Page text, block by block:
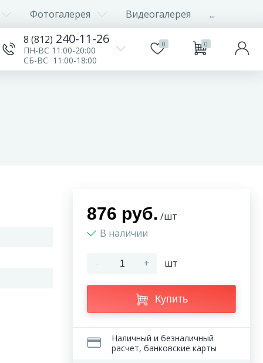
Фотогалерея Видеогалерея
...
8 (812) 240-11-26
ПН-ВС 11:00-20:00
СБ-ВС 11:00-18:00
0 0
876 руб. /шт
В наличии
- + шт
Купить
Наличный и безналичный
расчет, банковские карты